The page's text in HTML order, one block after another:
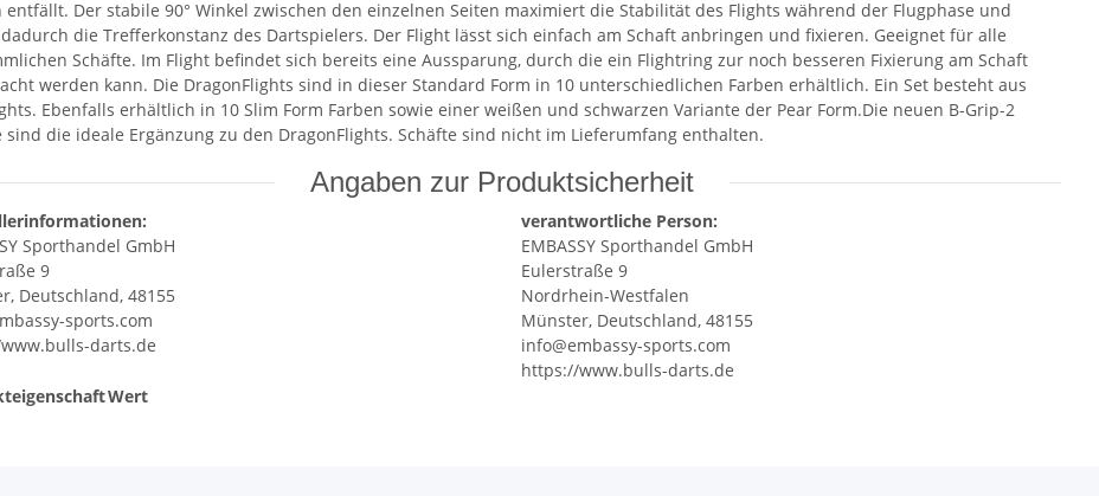
entfällt. Der stabile 90° Winkel zwischen den einzelnen Seiten maximiert die Stabilität des Flights während der Flugphase und
die Trefferkonstanz des Dartspielers. Der Flight lässt sich einfach am Schaft anbringen und fixieren. Geeignet für alle
Schäfte. Im Flight befindet sich bereits eine Aussparung, durch die ein Flightring zur noch besseren Fixierung am Schaft
werden kann. Die DragonFlights sind in dieser Standard Form in 10 unterschiedlichen Farben erhältlich. Ein Set besteht aus
Ebenfalls erhältlich in 10 Slim Form Farben sowie einer weißen und schwarzen Variante der Pear Form.Die neuen B-Grip-2
sind die ideale Ergänzung zu den DragonFlights. Schäfte sind nicht im Lieferumfang enthalten.
Angaben zur Produktsicherheit
Sporthandel GmbH
9
Deutschland, 48155
sports.com
darts.de
verantwortliche Person:
EMBASSY Sporthandel GmbH
Eulerstraße 9
Nordrhein-Westfalen
Münster, Deutschland, 48155
info@embassy-sports.com
https://www.bulls-darts.de
Wert